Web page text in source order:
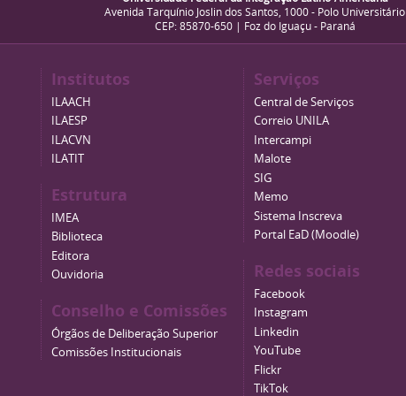
Avenida Tarquínio Joslin dos Santos, 1000 - Polo Universitário
CEP: 85870-650 | Foz do Iguaçu - Paraná
Institutos
ILAACH
ILAESP
ILACVN
ILATIT
Estrutura
IMEA
Biblioteca
Editora
Ouvidoria
Conselho e Comissões
Órgãos de Deliberação Superior
Comissões Institucionais
Serviços
Central de Serviços
Correio UNILA
Intercampi
Malote
SIG
Memo
Sistema Inscreva
Portal EaD (Moodle)
Redes sociais
Facebook
Instagram
Linkedin
YouTube
Flickr
TikTok